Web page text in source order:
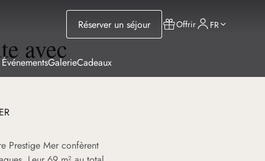
Réserver un séjour Offrir FR
GalerieCadeaux
avec
Prestige Mer confèrent